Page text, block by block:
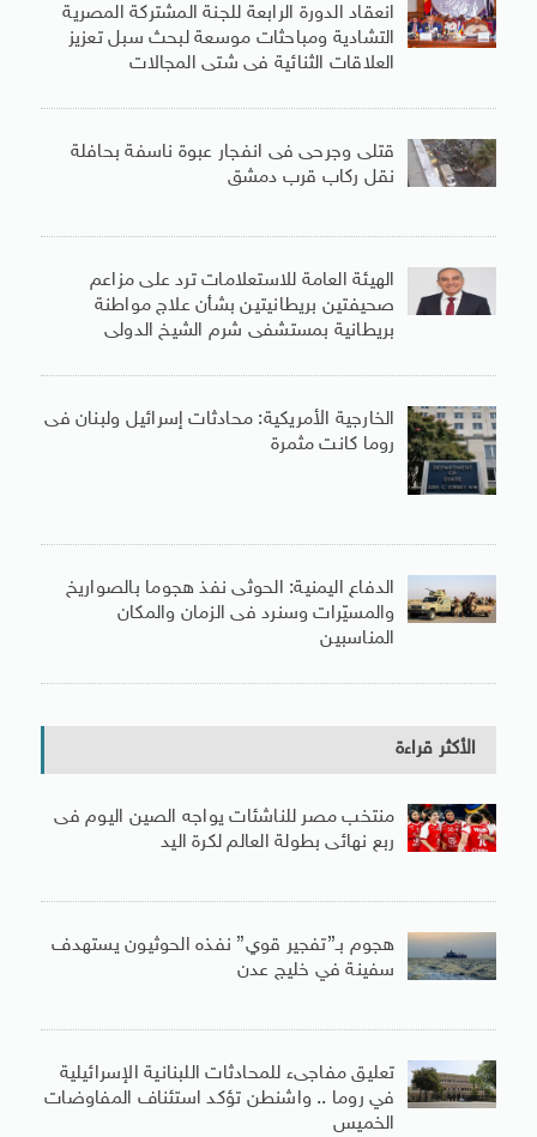
انعقاد الدورة الرابعة للجنة المشتركة المصرية
التشادية ومباحثات موسعة لبحث سبل تعزيز
العلاقات الثنائية فى شتى المجالات
قتلى وجرحى فى انفجار عبوة ناسفة بحافلة
نقل ركاب قرب دمشق
الهيئة العامة للاستعلامات ترد على مزاعم
صحيفتين بريطانيتين بشأن علاج مواطنة
بريطانية بمستشفى شرم الشيخ الدولى
الخارجية الأمريكية: محادثات إسرائيل ولبنان فى
روما كانت مثمرة
الدفاع اليمنية: الحوثى نفذ هجوما بالصواريخ
والمسيّرات وسنرد فى الزمان والمكان
المناسبين
الأكثر قراءة
منتخب مصر للناشئات يواجه الصين اليوم فى
ربع نهائى بطولة العالم لكرة اليد
هجوم بـ”تفجير قوي” نفذه الحوثيون يستهدف
سفينة في خليج عدن
تعليق مفاجىء للمحادثات اللبنانية الإسرائيلية
في روما .. واشنطن تؤكد استئناف المفاوضات
الخميس